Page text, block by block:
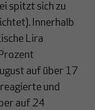
spitzt sich zu
Innerhalb
Lira
auf über 17
und
auf 24